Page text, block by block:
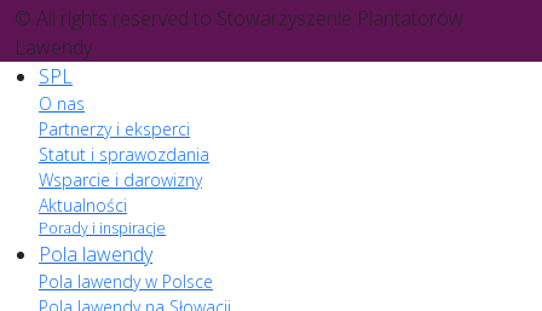
© All rights reserved to Stowarzyszenie Plantatorów
Lawendy
SPL
O nas
Partnerzy i eksperci
Statut i sprawozdania
Wsparcie i darowizny
Aktualności
Porady i inspiracje
Pola lawendy
Pola lawendy w Polsce
Pola lawendy na Słowacji